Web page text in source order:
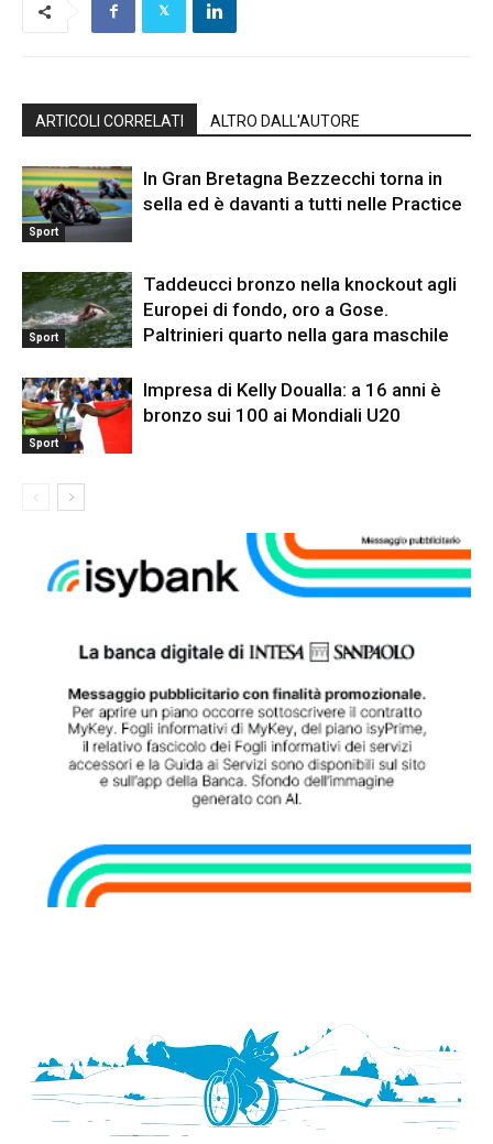
ARTICOLI CORRELATI ALTRO DALL'AUTORE
Sport
In Gran Bretagna Bezzecchi torna in
sella ed è davanti a tutti nelle Practice
Sport
Taddeucci bronzo nella knockout agli
Europei di fondo, oro a Gose.
Paltrinieri quarto nella gara maschile
Sport
Impresa di Kelly Doualla: a 16 anni è
bronzo sui 100 ai Mondiali U20